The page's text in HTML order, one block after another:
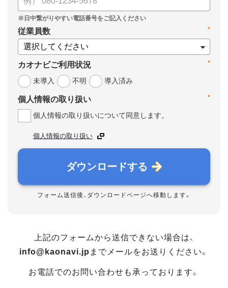
*
従業員数
*
カオナビご利用状況
未導入
不明 導入済み
*
個人情報の取り扱い
個人情報の取り扱いについて同意します。
個人情報の取り扱い
ダウンロードする
フォーム送信後、ダウンロードページへ移動します。
上記のフォームから送信できない場合は、
info@kaonavi.jp までメールをお送りください。
お電話でのお問い合わせも承っております。